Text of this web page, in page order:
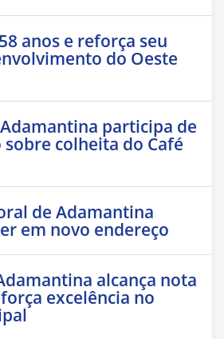
anos e reforça seu
do Oeste
participa de
sobre colheita do Café
de Adamantina
em novo endereço
alcança nota
excelência no